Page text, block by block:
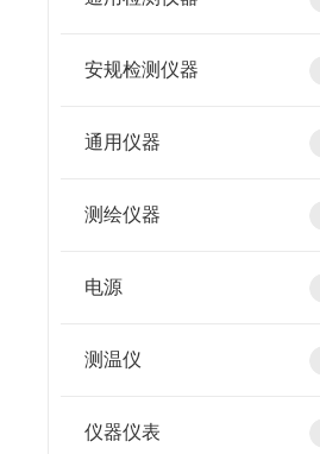
安规检测仪器
通用仪器
测绘仪器
电源
测温仪
仪器仪表